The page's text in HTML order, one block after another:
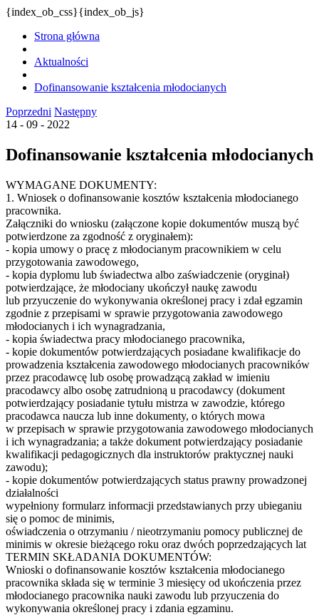
{index_ob_css}{index_ob_js}
Strona główna
Aktualności
Dofinansowanie kształcenia młodocianych
Poprzedni Następny
14 - 09 - 2022
Dofinansowanie kształcenia młodocianych
WYMAGANE DOKUMENTY:
1. Wniosek o dofinansowanie kosztów kształcenia młodocianego
pracownika.
Załączniki do wniosku (załączone kopie dokumentów muszą być
potwierdzone za zgodność z oryginałem):
- kopia umowy o pracę z młodocianym pracownikiem w celu
przygotowania zawodowego,
- kopia dyplomu lub świadectwa albo zaświadczenie (oryginał)
potwierdzające, że młodociany ukończył naukę zawodu
lub przyuczenie do wykonywania określonej pracy i zdał egzamin
zgodnie z przepisami w sprawie przygotowania zawodowego
młodocianych i ich wynagradzania,
- kopia świadectwa pracy młodocianego pracownika,
- kopie dokumentów potwierdzających posiadane kwalifikacje do
prowadzenia kształcenia zawodowego młodocianych pracowników
przez pracodawcę lub osobę prowadzącą zakład w imieniu
pracodawcy albo osobę zatrudnioną u pracodawcy (dokument
potwierdzający posiadanie tytułu mistrza w zawodzie, którego
pracodawca naucza lub inne dokumenty, o których mowa
w przepisach w sprawie przygotowania zawodowego młodocianych
i ich wynagradzania; a także dokument potwierdzający posiadanie
kwalifikacji pedagogicznych dla instruktorów praktycznej nauki
zawodu);
- kopie dokumentów potwierdzających status prawny prowadzonej
działalności
wypełniony formularz informacji przedstawianych przy ubieganiu
się o pomoc de minimis,
oświadczenia o otrzymaniu / nieotrzymaniu pomocy publicznej de
minimis w okresie bieżącego roku oraz dwóch poprzedzających lat
TERMIN SKŁADANIA DOKUMENTÓW:
Wnioski o dofinansowanie kosztów kształcenia młodocianego
pracownika składa się w terminie 3 miesięcy od ukończenia przez
młodocianego pracownika nauki zawodu lub przyuczenia do
wykonywania określonej pracy i zdania egzaminu.